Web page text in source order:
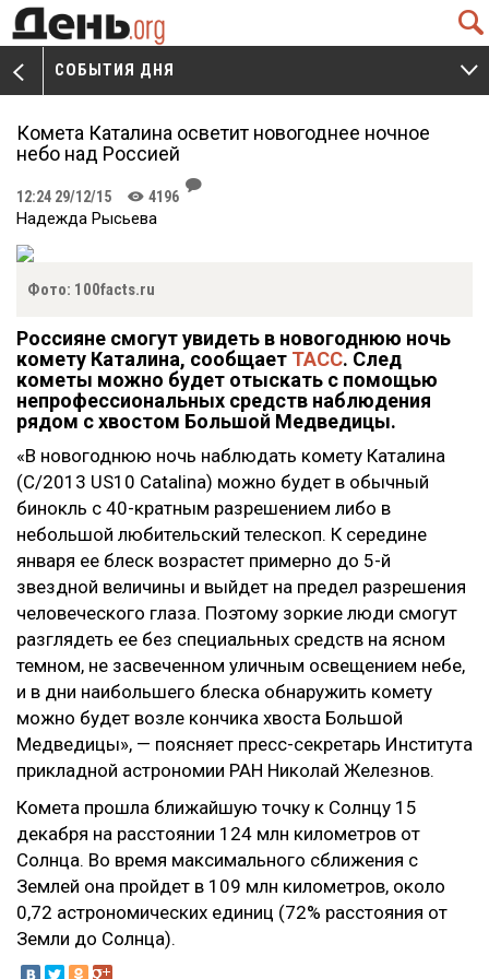
Q
V
СОБЫТИЯ ДНЯ
W
Комета Каталина осветит новогоднее ночное
небо над Россией
12:24 29/12/15 K 4196
J
Надежда Рысьева
Фото: 100facts.ru
Россияне смогут увидеть в новогоднюю ночь
комету Каталина, сообщает ТАСС. Cлед
кометы можно будет отыскать с помощью
непрофессиональных средств наблюдения
рядом с хвостом Большой Медведицы.
«В новогоднюю ночь наблюдать комету Каталина
(C/2013 US10 Catalina) можно будет в обычный
бинокль с 40-кратным разрешением либо в
небольшой любительский телескоп. К середине
января ее блеск возрастет примерно до 5-й
звездной величины и выйдет на предел разрешения
человеческого глаза. Поэтому зоркие люди смогут
разглядеть ее без специальных средств на ясном
темном, не засвеченном уличным освещением небе,
и в дни наибольшего блеска обнаружить комету
можно будет возле кончика хвоста Большой
Медведицы», — поясняет пресс-секретарь Института
прикладной астрономии РАН Николай Железнов.
Комета прошла ближайшую точку к Солнцу 15
декабря на расстоянии 124 млн километров от
Солнца. Во время максимального сближения с
Землей она пройдет в 109 млн километров, около
0,72 астрономических единиц (72% расстояния от
Земли до Солнца).